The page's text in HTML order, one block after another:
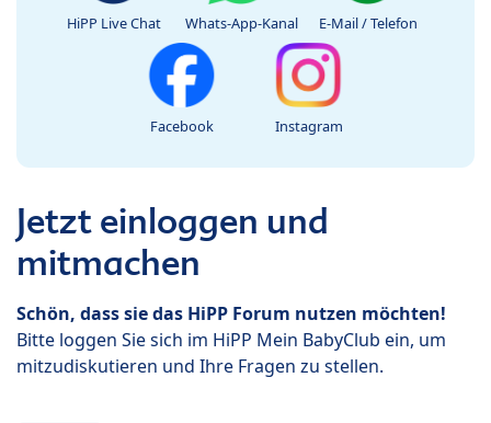
HiPP Live Chat Whats-App-Kanal E-Mail / Telefon
Facebook Instagram
Jetzt einloggen und
mitmachen
Schön, dass sie das HiPP Forum nutzen möchten!
Bitte loggen Sie sich im HiPP Mein BabyClub ein, um
mitzudiskutieren und Ihre Fragen zu stellen.